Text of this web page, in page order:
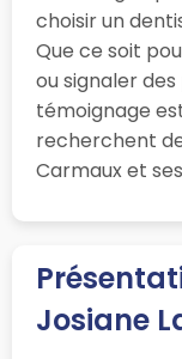
choisir un
Que ce soit
ou signaler
témoignage
recherchent
Carmaux et
Josiane